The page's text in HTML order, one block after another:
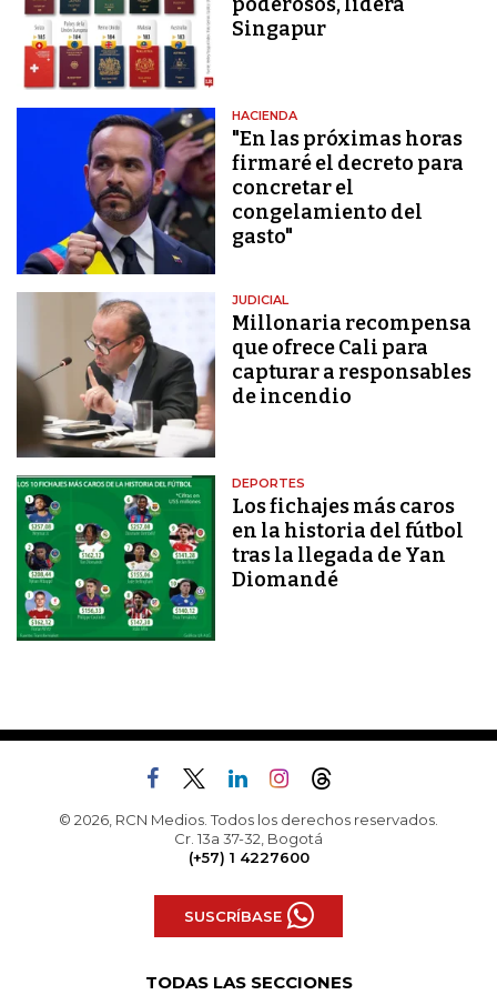
Singapur
HACIENDA
"En las próximas horas
firmaré el decreto para
concretar el
congelamiento del
gasto"
JUDICIAL
Millonaria recompensa
que ofrece Cali para
capturar a responsables
de incendio
DEPORTES
Los fichajes más caros
en la historia del fútbol
tras la llegada de Yan
Diomandé
© 2026, RCN Medios. Todos los derechos reservados.
Cr. 13a 37-32, Bogotá
(+57) 1 4227600
SUSCRÍBASE
TODAS LAS SECCIONES